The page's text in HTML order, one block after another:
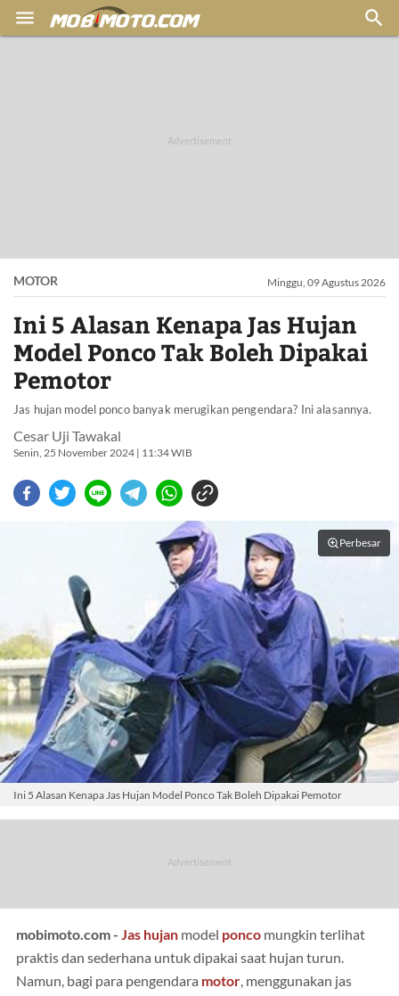
 
MOTOR Minggu, 09 Agustus 2026
Ini 5 Alasan Kenapa Jas Hujan
Model Ponco Tak Boleh Dipakai
Pemotor
Jas hujan model ponco banyak merugikan pengendara? Ini alasannya.
Cesar Uji Tawakal
Senin, 25 November 2024 | 11:34 WIB
Perbesar
Ini 5 Alasan Kenapa Jas Hujan Model Ponco Tak Boleh Dipakai Pemotor
mobimoto.com - Jas hujan model ponco mungkin terlihat
praktis dan sederhana untuk dipakai saat hujan turun.
Namun, bagi para pengendara motor, menggunakan jas